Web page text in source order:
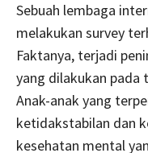
Sebuah lembaga
melakukan survey
Faktanya, terjadi
yang dilakukan pada
Anak-anak yang
ketidakstabilan dan
kesehatan mental